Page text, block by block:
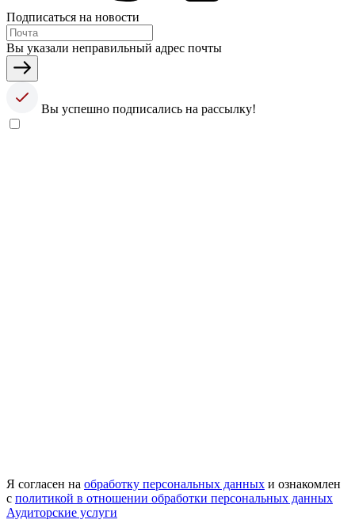
Подписаться на новости
Вы указали неправильный адрес почты
Вы успешно подписались на рассылку!
Я согласен на обработку персональных данных и ознакомлен
с политикой в отношении обработки персональных данных
Аудиторские услуги